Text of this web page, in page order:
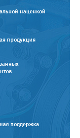
наценкой
продукция
поддержка